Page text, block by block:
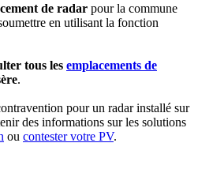
de radar pour la commune
en utilisant la fonction
tous les emplacements de
.
pour un radar installé sur
des informations sur les solutions
ou contester votre PV.